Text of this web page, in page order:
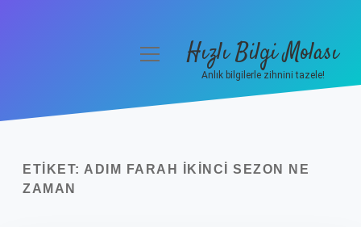
Yasal Uyarı
menüyüHızlı Bilgi Molası
Anlık bilgilerle zihnini tazele!
ETIKET: ADIM FARAH IKINCI SEZON NE
ZAMAN